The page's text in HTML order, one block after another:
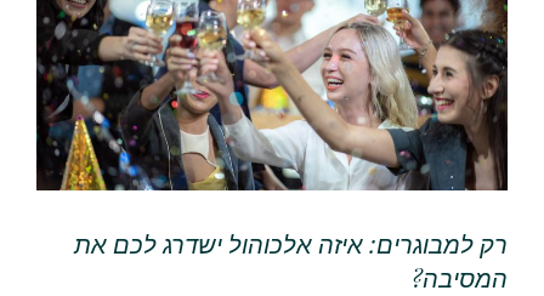
רק למבוגרים: איזה אלכוהול ישדרג לכם את
המסיבה?